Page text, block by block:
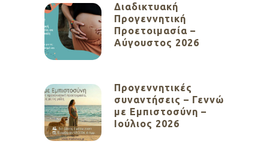
Διαδικτυακή
Προγεννητική
Προετοιμασία –
Αύγουστος 2026
Προγεννητικές
συναντήσεις – Γεννώ
με Εμπιστοσύνη –
Ιούλιος 2026